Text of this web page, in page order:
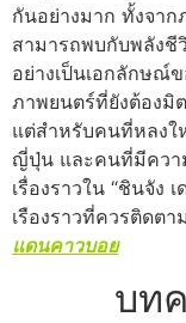
กันอย่างมาก ทั้งจา
สามารถพบกับพลังชี
อย่างเป็นเอกลักษณ์
ภาพยนตร์ที่ยังต้องมิ
แต่สำหรับคนที่หลง
ญี่ปุ่น และคนที่มีควา
เรื่องราวใน “ชินจัง
เรืองราวที่ควรติดต
แดนคาวบอย
บท